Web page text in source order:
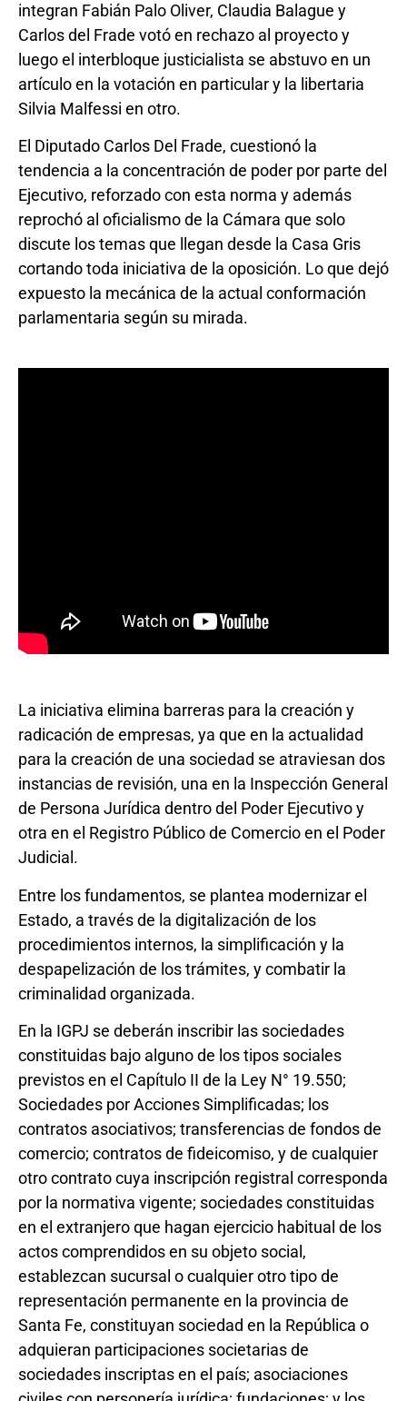
integran Fabián Palo Oliver, Claudia Balague y
Carlos del Frade votó en rechazo al proyecto y
luego el interbloque justicialista se abstuvo en un
artículo en la votación en particular y la libertaria
Silvia Malfessi en otro.
El Diputado Carlos Del Frade, cuestionó la
tendencia a la concentración de poder por parte del
Ejecutivo, reforzado con esta norma y además
reprochó al oficialismo de la Cámara que solo
discute los temas que llegan desde la Casa Gris
cortando toda iniciativa de la oposición. Lo que dejó
expuesto la mecánica de la actual conformación
parlamentaria según su mirada.
La iniciativa elimina barreras para la creación y
radicación de empresas, ya que en la actualidad
para la creación de una sociedad se atraviesan dos
instancias de revisión, una en la Inspección General
de Persona Jurídica dentro del Poder Ejecutivo y
otra en el Registro Público de Comercio en el Poder
Judicial.
Entre los fundamentos, se plantea modernizar el
Estado, a través de la digitalización de los
procedimientos internos, la simplificación y la
despapelización de los trámites, y combatir la
criminalidad organizada.
En la IGPJ se deberán inscribir las sociedades
constituidas bajo alguno de los tipos sociales
previstos en el Capítulo II de la Ley N° 19.550;
Sociedades por Acciones Simplificadas; los
contratos asociativos; transferencias de fondos de
comercio; contratos de fideicomiso, y de cualquier
otro contrato cuya inscripción registral corresponda
por la normativa vigente; sociedades constituidas
en el extranjero que hagan ejercicio habitual de los
actos comprendidos en su objeto social,
establezcan sucursal o cualquier otro tipo de
representación permanente en la provincia de
Santa Fe, constituyan sociedad en la República o
adquieran participaciones societarias de
sociedades inscriptas en el país; asociaciones